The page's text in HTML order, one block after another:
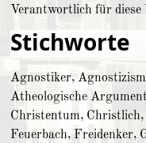
Verantwortlich für
Stichworte
Agnostiker,
Atheologische
Christentum,
Feuerbach, Freidenker,